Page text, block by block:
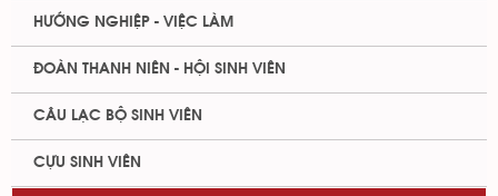
HƯỚNG NGHIỆP - VIỆC LÀM
ĐOÀN THANH NIÊN - HỘI SINH VIÊN
CÂU LẠC BỘ SINH VIÊN
CỰU SINH VIÊN